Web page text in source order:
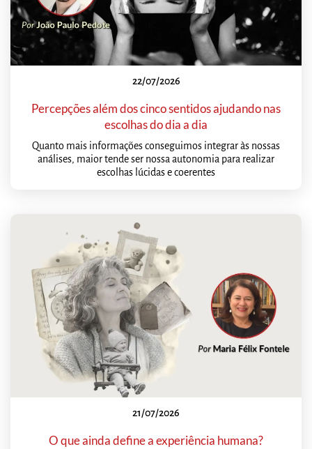
22/07/2026
Percepções além dos cinco sentidos ajudando nas
escolhas do dia a dia
Quanto mais informações conseguimos integrar às nossas
análises, maior tende ser nossa autonomia para realizar
escolhas lúcidas e coerentes
21/07/2026
O que ainda define a experiência humana?